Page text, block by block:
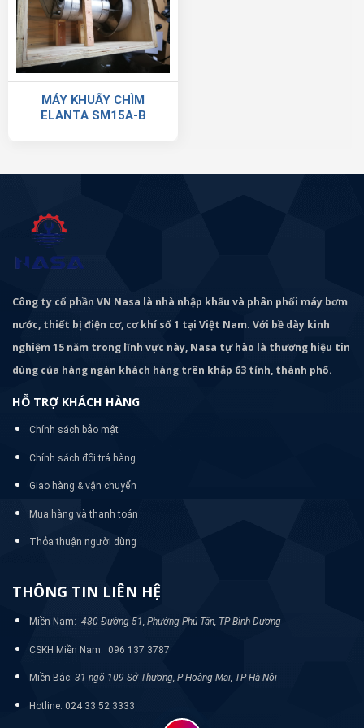
MÁY KHUẤY CHÌM
ELANTA SM15A-B
Công ty cổ phần VN Nasa là nhà nhập khẩu và phân phối máy bơm
nước, thiết bị điện cơ, cơ khí số 1 tại Việt Nam. Với bề dày kinh
nghiệm 15 năm trong lĩnh vực này, Nasa tự hào là thương hiệu tin
dùng của hàng ngàn khách hàng trên khắp 63 tỉnh, thành phố.
HỖ TRỢ KHÁCH HÀNG
Chính sách bảo mật
Chính sách đổi trả hàng
Giao hàng & vận chuyển
Mua hàng và thanh toán
Thỏa thuận người dùng
THÔNG TIN LIÊN HỆ
Miền Nam: 480 Đường 51, Phường Phú Tân, TP Bình Dương
CSKH Miền Nam: 096 137 3787
Miền Bắc: 31 ngõ 109 Sở Thượng, P Hoàng Mai, TP Hà Nội
Hotline: 024 33 52 3333